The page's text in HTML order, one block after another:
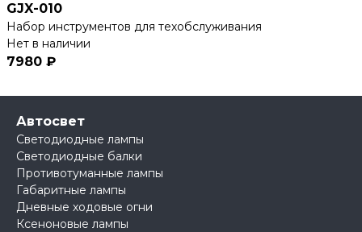
GJX-010
Набор инструментов для техобслуживания
Нет в наличии
7980 ₽
Автосвет
Светодиодные лампы
Светодиодные балки
Противотуманные лампы
Габаритные лампы
Дневные ходовые огни
Ксеноновые лампы